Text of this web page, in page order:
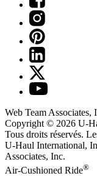
Web Team Associates,
Copyright © 2026 U-
Tous droits réservés.
U-Haul International,
Associates, Inc.
Air-Cushioned Ride®